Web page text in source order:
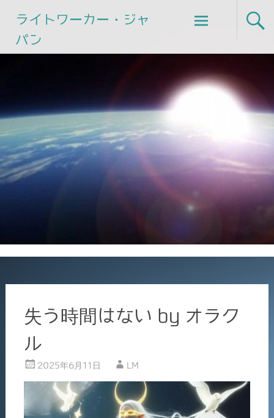
ライトワーカー・ジャ
パン
Skip
to
失う時間はない by オラク
ル
2025年6月11日 LM